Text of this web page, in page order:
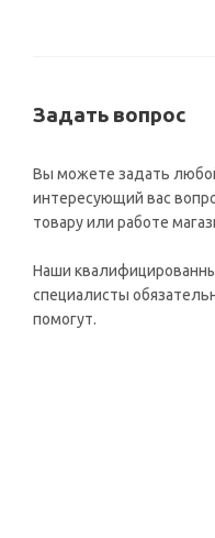
Задать вопрос
Вы можете задать
интересующий вас
товару или работе
Наши
специалисты
помогут.